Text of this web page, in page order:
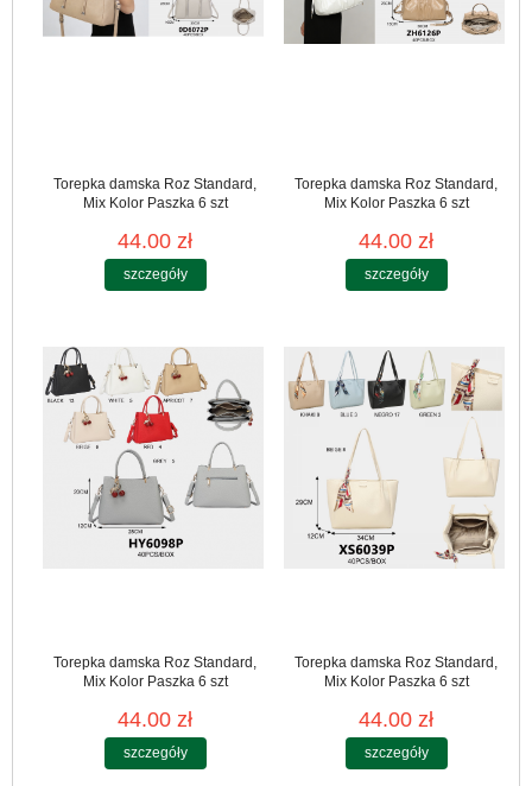
Torepka damska Roz Standard,
Mix Kolor Paszka 6 szt
44.00 zł
szczegóły
Torepka damska Roz Standard,
Mix Kolor Paszka 6 szt
44.00 zł
szczegóły
Torepka damska Roz Standard,
Mix Kolor Paszka 6 szt
44.00 zł
szczegóły
Torepka damska Roz Standard,
Mix Kolor Paszka 6 szt
44.00 zł
szczegóły